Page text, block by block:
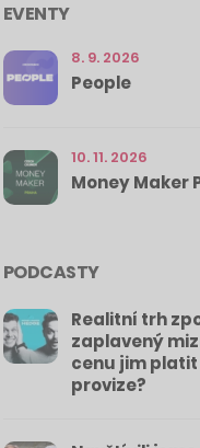
EVENTY
8. 9. 2026
People
10. 11. 2026
Money Maker
PODCASTY
Realitní trh
zaplavený
cenu jim
provize?